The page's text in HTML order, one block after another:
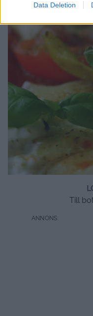
Data Deletion
Till